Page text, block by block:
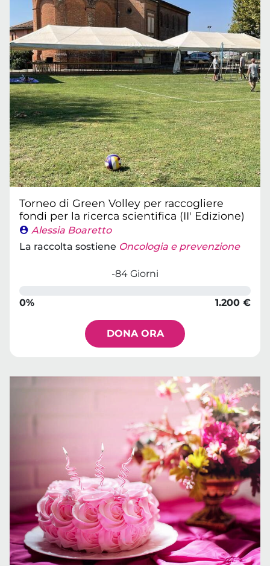
Torneo di Green Volley per raccogliere
fondi per la ricerca scientifica (II' Edizione)
Alessia Boaretto
La raccolta sostiene Oncologia e prevenzione
-84 Giorni
0% 1.200 €
DONA ORA